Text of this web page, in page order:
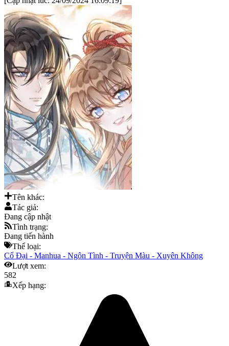
Tên khác:
Tác giả:
Đang cập nhật
Tình trạng:
Đang tiến hành
Thể loại:
Cổ Đại - Manhua - Ngôn Tình - Truyện Màu - Xuyên Không
Lượt xem:
582
Xếp hạng: